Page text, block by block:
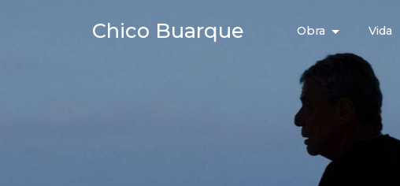
Chico Buarque Obra Vida